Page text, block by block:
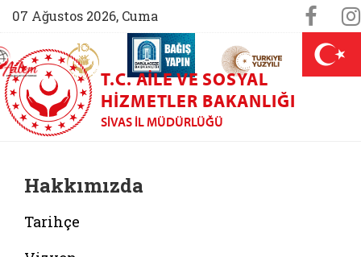
07 Ağustos 2026, Cuma
(yeni sekmede açılır)
AİLEM İletişim Merkezi (yeni sekmede açılır)
Aile ve Nüfus On Yılı (yeni sekmede açılır)
Darülaceze bağış sayfası (yeni
T.C. AILE VE SOSYAL
HIZMETLER BAKANLIĞI
SIVAS İL MÜDÜRLÜĞÜ
Hakkımızda
Tarihçe